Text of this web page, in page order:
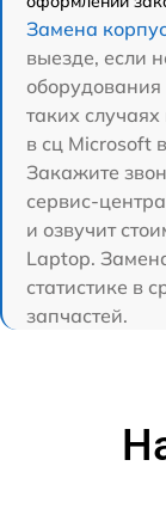
Замена
выезде, если
таких
в сц Microsoft
Закажите
сервис-
и озвучит
Laptop.
статистике в
запчастей.